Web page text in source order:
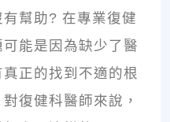
幫助? 在專業復健
能是因為缺少了醫
正的找到不適的根
復健科醫師來說，